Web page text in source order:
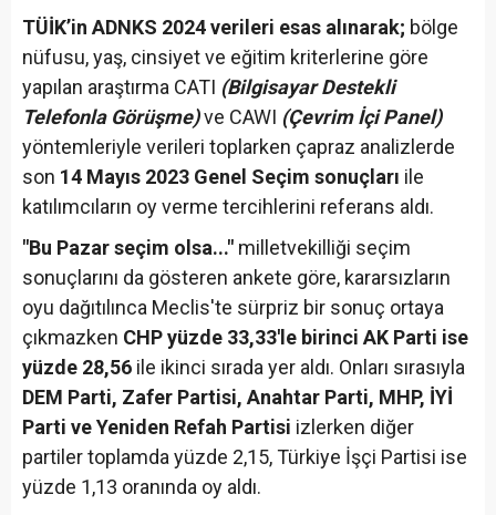
TÜİK’in ADNKS 2024 verileri esas alınarak; bölge
nüfusu, yaş, cinsiyet ve eğitim kriterlerine göre
yapılan araştırma CATI (Bilgisayar Destekli
Telefonla Görüşme)ve CAWI (Çevrim İçi Panel)
yöntemleriyle verileri toplarken çapraz analizlerde
son 14 Mayıs 2023 Genel Seçim sonuçları ile
katılımcıların oy verme tercihlerini referans aldı.
"Bu Pazar seçim olsa..." milletvekilliği seçim
sonuçlarını da gösteren ankete göre, kararsızların
oyu dağıtılınca Meclis'te sürpriz bir sonuç ortaya
çıkmazken CHP yüzde 33,33'le birinci AK Parti ise
yüzde 28,56 ile ikinci sırada yer aldı. Onları sırasıyla
DEM Parti, Zafer Partisi, Anahtar Parti, MHP, İYİ
Parti ve Yeniden Refah Partisi izlerken diğer
partiler toplamda yüzde 2,15, Türkiye İşçi Partisi ise
yüzde 1,13 oranında oy aldı.